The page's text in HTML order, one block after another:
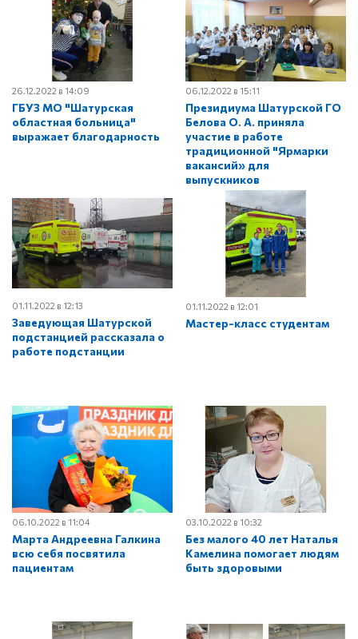
26.12.2022 в 14:09
ГБУЗ МО "Шатурская
областная больница"
выражает благодарность
06.12.2022 в 15:11
Президиума Шатурской ГО
Белова О. А. приняла
участие в работе
традиционной "Ярмарки
вакансий» для
выпускников
01.11.2022 в 12:13
Заведующая Шатурской
подстанцией рассказала о
работе подстанции
01.11.2022 в 12:01
Мастер-класс студентам
06.10.2022 в 11:04
Марта Андреевна Галкина
всю себя посвятила
пациентам
03.10.2022 в 10:32
Без малого 40 лет Наталья
Камелина помогает людям
быть здоровыми